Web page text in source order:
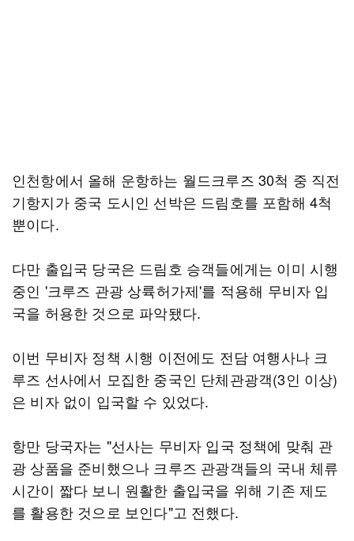
인천항에서 올해 운항하는 월드크루즈 30척 중 직전
기항지가 중국 도시인 선박은 드림호를 포함해 4척
뿐이다.
다만 출입국 당국은 드림호 승객들에게는 이미 시행
중인 '크루즈 관광 상륙허가제'를 적용해 무비자 입
국을 허용한 것으로 파악됐다.
이번 무비자 정책 시행 이전에도 전담 여행사나 크
루즈 선사에서 모집한 중국인 단체관광객(3인 이상)
은 비자 없이 입국할 수 있었다.
항만 당국자는 "선사는 무비자 입국 정책에 맞춰 관
광 상품을 준비했으나 크루즈 관광객들의 국내 체류
시간이 짧다 보니 원활한 출입국을 위해 기존 제도
를 활용한 것으로 보인다"고 전했다.